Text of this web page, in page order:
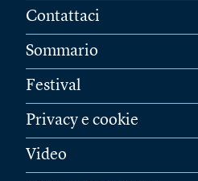
Contattaci
Sommario
Festival
Privacy e cookie
Video